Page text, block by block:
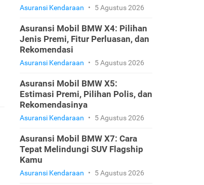
Asuransi Kendaraan • 5 Agustus 2026
Asuransi Mobil BMW X4: Pilihan
Jenis Premi, Fitur Perluasan, dan
Rekomendasi
Asuransi Kendaraan • 5 Agustus 2026
Asuransi Mobil BMW X5:
Estimasi Premi, Pilihan Polis, dan
Rekomendasinya
Asuransi Kendaraan • 5 Agustus 2026
Asuransi Mobil BMW X7: Cara
Tepat Melindungi SUV Flagship
Kamu
Asuransi Kendaraan • 5 Agustus 2026